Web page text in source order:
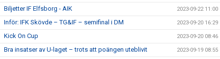
Biljetter IF Elfsborg - AIK 2023-09-22 11:00
Inför: IFK Skövde – TG&IF – semifinal i DM 2023-09-20 16:29
Kick On Cup 2023-09-20 08:46
Bra insatser av U-laget – trots att poängen uteblivit 2023-09-19 08:55